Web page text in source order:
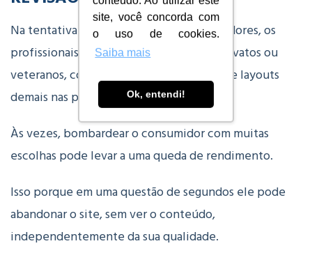
site, você concorda com
o uso de cookies.
Saiba mais
Ok, entendi!
Na tentativa de dar mais para os consumidores, os
profissionais de marketing, quer sejam novatos ou
veteranos, costumam colocar conteúdos e layouts
demais nas páginas.
Às vezes, bombardear o consumidor com muitas
escolhas pode levar a uma queda de rendimento.
Isso porque em uma questão de segundos ele pode
abandonar o site, sem ver o conteúdo,
independentemente da sua qualidade.